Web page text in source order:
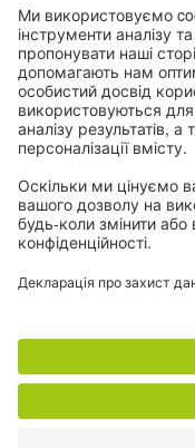
Вихідні дані
Правила та
користування